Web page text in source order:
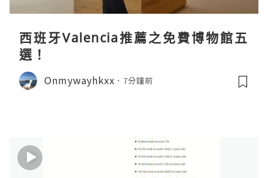
西班牙Valencia推薦之免費博物館五
選！
Onmywayhkxx 7分鐘前